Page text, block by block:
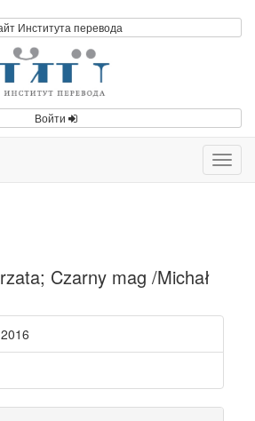
Института перевода
Войти
Czarny mag /Michał